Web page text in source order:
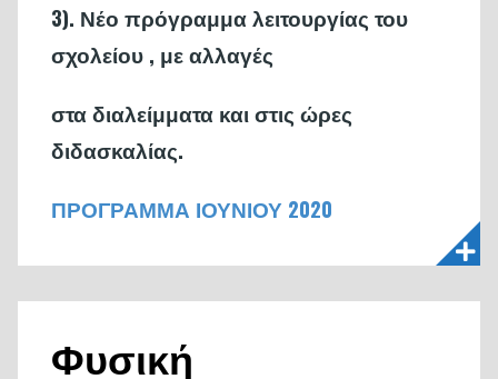
3). Νέο πρόγραμμα λειτουργίας του
σχολείου , με αλλαγές
στα διαλείμματα και στις ώρες
διδασκαλίας.
ΠΡΟΓΡΑΜΜΑ ΙΟΥΝΙΟΥ 2020
Φυσική